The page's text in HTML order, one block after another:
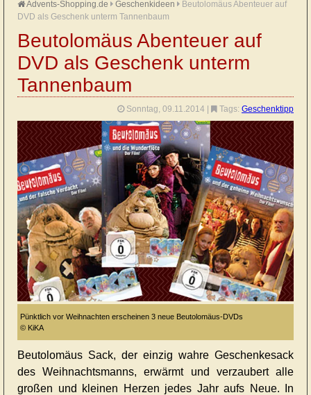
Advents-Shopping.de Geschenkideen
Beutolomäus Abenteuer auf
DVD als Geschenk unterm Tannenbaum
Beutolomäus Abenteuer auf
DVD als Geschenk unterm
Tannenbaum
Sonntag, 09.11.2014 Tags: Geschenktipp
Pünktlich vor Weihnachten erscheinen 3 neue Beutolomäus-DVDs
© KiKA
Beutolomäus Sack, der einzig wahre Geschenkesack
des Weihnachtsmanns, erwärmt und verzaubert alle
großen und kleinen Herzen jedes Jahr aufs Neue. In